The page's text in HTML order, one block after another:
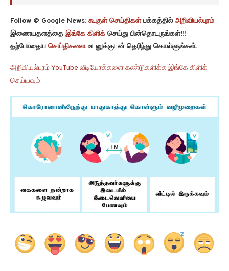
Follow @ Google News: கூகுள் செய்திகள்பக்கத்தில் அறிவியல்புரம்
இணையதளத்தை இங்கே கிளிக் செய்து பின்தொடருங்கள்!!!
தற்போதைய செய்திகளைஉடனுக்குடன் தெரிந்து கொள்ளுங்கள்.
அறிவியல்புரம் YouTube வீடியோக்களை கண்டுகளிக்க இங்கே கிளிக்
செய்யவும்